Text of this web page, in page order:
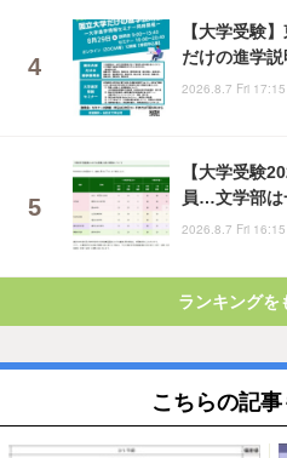
【大学受験
だけの進学
2026.8.7 Fri 17:15
【大学受験
員…文学部は
2026.8.7 Fri 16:15
ランキングを
こちらの記